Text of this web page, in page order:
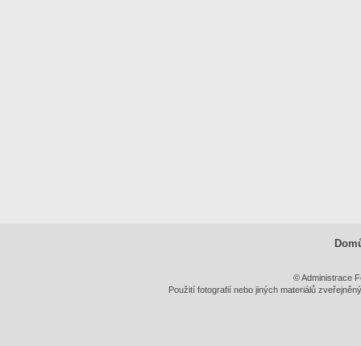
© Administrace
Použití fotografií nebo jiných materiálů